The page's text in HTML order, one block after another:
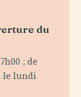
du
; de
le lundi